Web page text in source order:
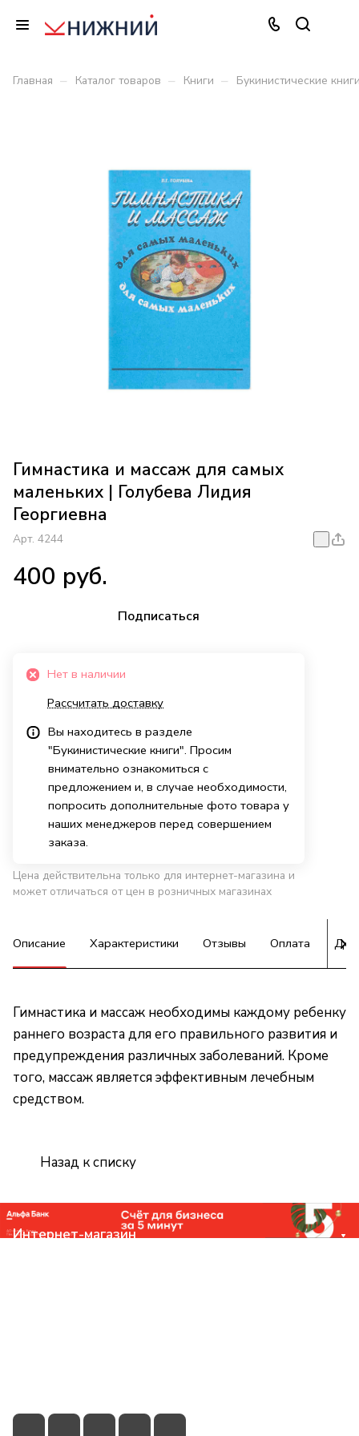
Главная – Каталог товаров – Книги – Букинистические
Гимнастика и массаж для самых
маленьких | Голубева Лидия
Георгиевна
Арт. 4244
400 руб.
Подписаться
Нет в наличии
Рассчитать доставку
Вы находитесь в разделе
"Букинистические книги". Просим
внимательно ознакомиться с
предложением и, в случае необходимости,
попросить дополнительные фото товара у
наших менеджеров перед совершением
заказа.
Цена действительна только для интернет-магазина и
может отличаться от цен в розничных магазинах
Описание Характеристики Отзывы Оплата
Гимнастика и массаж необходимы каждому ребенку
раннего возраста для его правильного развития и
предупреждения различных заболеваний. Кроме
того, массаж является эффективным лечебным
средством.
Назад к списку
Интернет-магазин